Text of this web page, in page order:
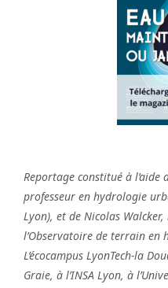
Reportage constitué à l’aide
professeur en hydrologie
Lyon), et de Nicolas Walcker,
l’Observatoire de terrain en
L’écocampus LyonTech-la
Graie, à l’INSA Lyon, à